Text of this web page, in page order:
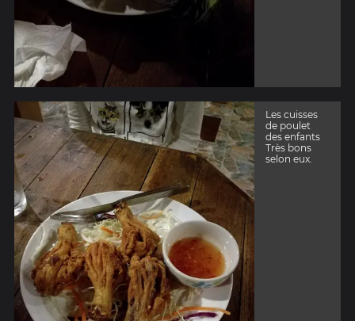
Les cuisses
de poulet
des enfants
Très bons
selon eux.